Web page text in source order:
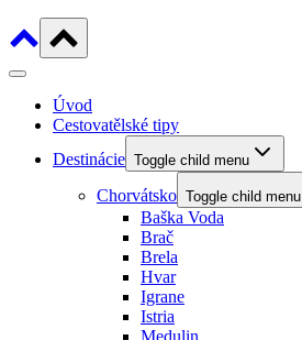
Úvod
Cestovatělské tipy
Destinácie Toggle child menu
Chorvátsko Toggle child menu
Baška Voda
Brač
Brela
Hvar
Igrane
Istria
Medulin